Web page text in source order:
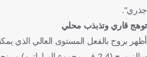
جذري".
توهج قاري وتذبذب محلي